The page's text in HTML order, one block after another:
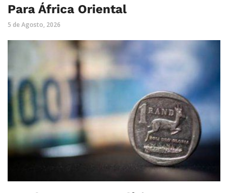
Para África Oriental
5 de Agosto, 2026